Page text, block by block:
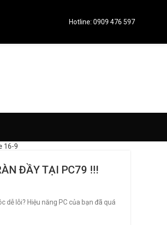
Hotline: 0909 476 597
ĐẦY TẠI PC79 !!!
dễ lỗi? Hiệu năng PC của bạn đã quá